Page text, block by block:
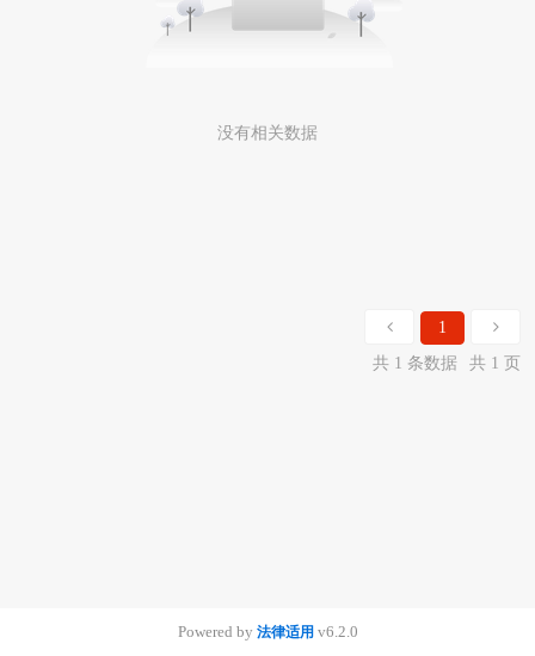
没有相关数据
1
共 1 条数据
共 1 页
Powered by 法律适用 v6.2.0